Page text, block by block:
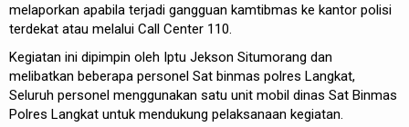
melaporkan apabila terjadi gangguan kamtibmas ke kantor polisi
terdekat atau melalui Call Center 110.
Kegiatan ini dipimpin oleh Iptu Jekson Situmorang dan
melibatkan beberapa personel Sat binmas polres Langkat,
Seluruh personel menggunakan satu unit mobil dinas Sat Binmas
Polres Langkat untuk mendukung pelaksanaan kegiatan.